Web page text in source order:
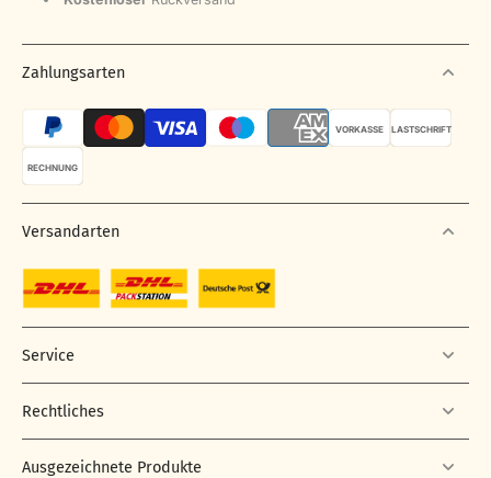
Zahlungsarten
VORKASSE LASTSCHRIFT
RECHNUNG
Versandarten
Service
Rechtliches
Ausgezeichnete Produkte